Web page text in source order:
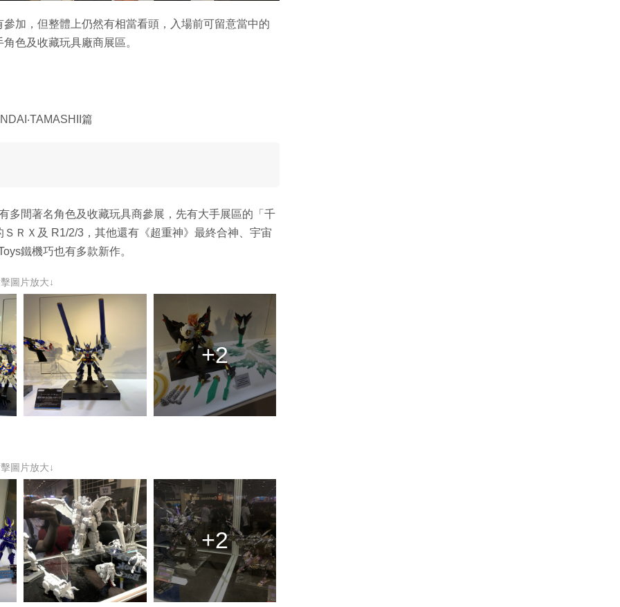
加，但整體上仍然有相當看頭，入場前可留意當中的
色及收藏玩具廠商展區。
篇
多間著名角色及收藏玩具商參展，先有大手展區的「千
ＲＸ及 R1/2/3，其他還有《超重神》最終合神、宇宙
鐵機巧也有多款新作。
圖片放大↓
+2
圖片放大↓
+2